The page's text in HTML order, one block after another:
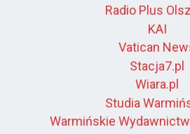
Radio Plus
KAI
Vatican
Stacja7.pl
Wiara.pl
Studia
Warmińskie